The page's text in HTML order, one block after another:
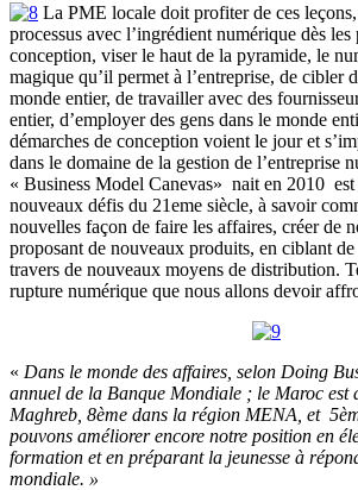
La PME locale doit profiter de ces
processus avec l’ingrédient numérique dès les
conception, viser le haut de la pyramide, le
magique qu’il permet à l’entreprise, de cibler
monde entier, de travailler avec des
entier, d’employer des gens dans le monde
démarches de conception voient le jour et
dans le domaine de la gestion de l’entreprise
« Business Model Canevas» nait en 2010
nouveaux défis du 21eme siècle, à savoir
nouvelles façon de faire les affaires, créer de
proposant de nouveaux produits, en ciblant
travers de nouveaux moyens de distribution.
rupture numérique que nous allons devoir
« Dans le monde des affaires, selon Doing
annuel de la Banque Mondiale ; le Maroc est
Maghreb, 8ème dans la région MENA, et
pouvons améliorer encore notre position en
formation et en préparant la jeunesse à
mondiale. »